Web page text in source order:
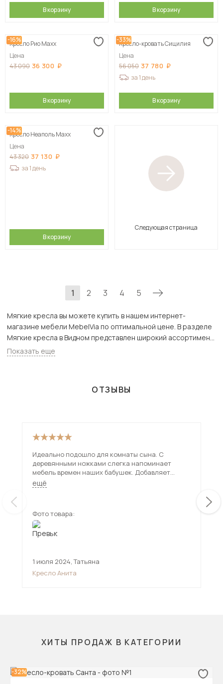
В корзину В корзину
-16%
Кресло Рио Maxx
Цена
43 090 36 300
В корзину
-33%
Кресло-кровать Сицилия
Цена
56 050 37 780
за 1 день
В корзину
-14%
Кресло Неаполь Maxx
Цена
43 320 37 130
за 1 день
В корзину
Следующая страница
1 2 3 4 5
Мягкие кресла вы можете купить в нашем интернет-
магазине мебели MebelVia по оптимальной цене. В разделе
Мягкие кресла в Видном представлен широкий ассортимент
товаров с доставкой в Москве и Подмосковью, включая
Видное. Всего товаров в категории «Мягкие кресла» - 1660
Показать еще
ОТЗЫВЫ
Идеально подошло для комнаты сына. С
деревянными ножками слегка напоминает
мебель времен наших бабушек. Добавляет
немного ностальгии и классики.
ещё
Фото товара:
1 июля 2024,Татьяна
Кресло Анита
ХИТЫ ПРОДАЖ В КАТЕГОРИИ
-32%